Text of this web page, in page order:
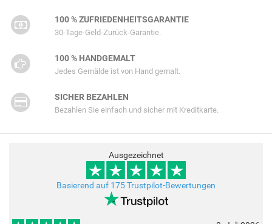
100 % ZUFRIEDENHEITSGARANTIE
30-Tage-Geld-Zurück-Garantie.
100 % HANDGEMALT
Jedes Gemälde ist von Hand gemalt.
SICHER BEZAHLEN
Bezahlen Sie einfach und sicher mit Kreditkarte.
Ausgezeichnet
Basierend auf 175 Trustpilot-Bewertungen